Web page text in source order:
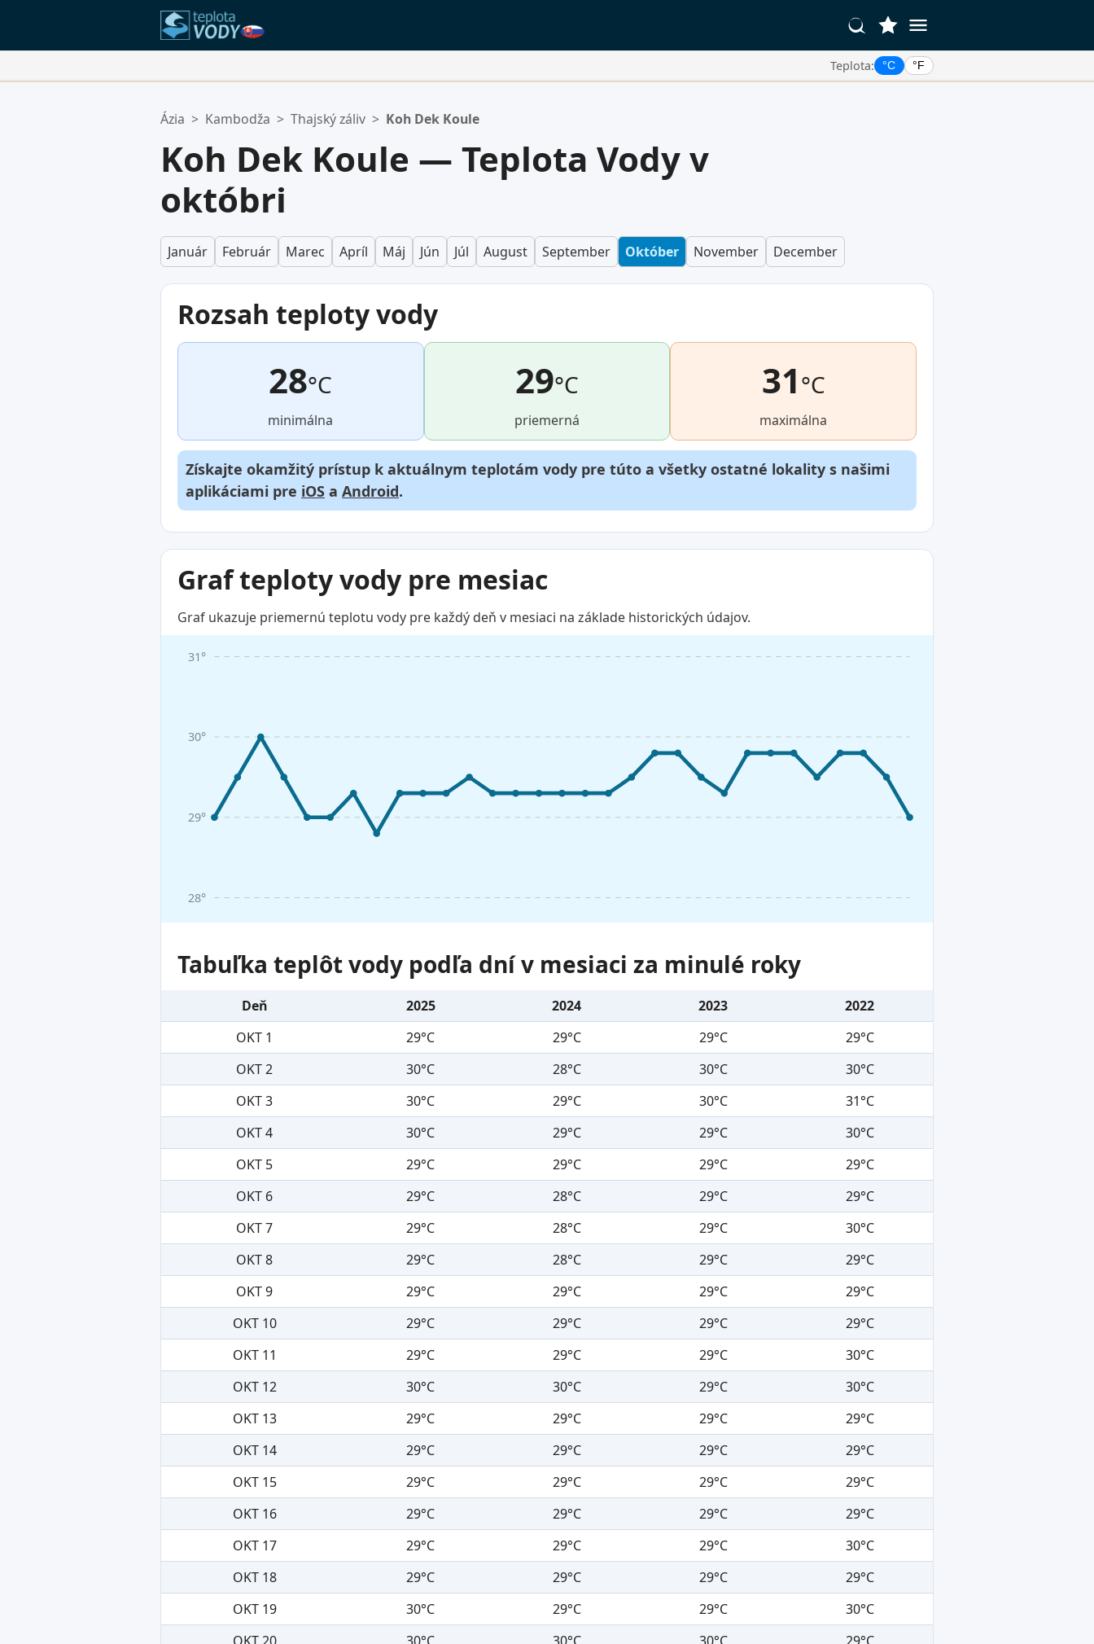
Teplota: °C °F
Váš zoznam obľúbených je prázdny.
Ázia > Kambodža > Thajský záliv > Koh Dek Koule
Koh Dek Koule — Teplota Vody v
októbri
Január Február Marec Apríl Máj Jún Júl August September Október November December
Rozsah teploty vody
28°C
minimálna
29°C
priemerná
31°C
maximálna
Získajte okamžitý prístup k aktuálnym teplotám vody pre túto a všetky ostatné lokality s našimi
aplikáciami pre iOS a Android.
Graf teploty vody pre mesiac
Graf ukazuje priemernú teplotu vody pre každý deň v mesiaci na základe historických údajov.
28°
29°
30°
31°
Tabuľka teplôt vody podľa dní v mesiaci za minulé roky
Deň 2025 2024 2023
2022
OKT 1
29°C 29°C 29°C
29°C
OKT 2
30°C 28°C 30°C
30°C
OKT 3
30°C 29°C 30°C
31°C
OKT 4
30°C 29°C 29°C
30°C
OKT 5
29°C 29°C 29°C
29°C
OKT 6
29°C 28°C 29°C
29°C
OKT 7
29°C 28°C 29°C
30°C
OKT 8
29°C 28°C 29°C
29°C
OKT 9
29°C 29°C 29°C
29°C
OKT 10
29°C 29°C 29°C
29°C
OKT 11
29°C 29°C 29°C
30°C
OKT 12
30°C 30°C 29°C
30°C
OKT 13
29°C 29°C 29°C
29°C
OKT 14
29°C 29°C 29°C
29°C
OKT 15
29°C 29°C 29°C
29°C
OKT 16
29°C 29°C 29°C
29°C
OKT 17
29°C 29°C 29°C
30°C
OKT 18
29°C 29°C 29°C
29°C
OKT 19
30°C 29°C 29°C
30°C